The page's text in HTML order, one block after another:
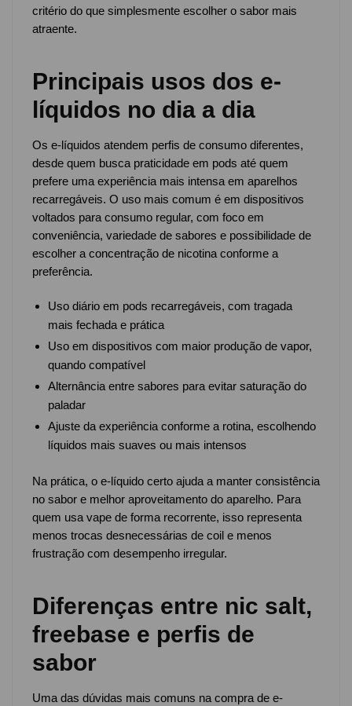
critério do que simplesmente escolher o sabor mais
atraente.
Principais usos dos e-
líquidos no dia a dia
Os e-líquidos atendem perfis de consumo diferentes,
desde quem busca praticidade em pods até quem
prefere uma experiência mais intensa em aparelhos
recarregáveis. O uso mais comum é em dispositivos
voltados para consumo regular, com foco em
conveniência, variedade de sabores e possibilidade de
escolher a concentração de nicotina conforme a
preferência.
Uso diário em pods recarregáveis, com tragada
mais fechada e prática
Uso em dispositivos com maior produção de vapor,
quando compatível
Alternância entre sabores para evitar saturação do
paladar
Ajuste da experiência conforme a rotina, escolhendo
líquidos mais suaves ou mais intensos
Na prática, o e-líquido certo ajuda a manter consistência
no sabor e melhor aproveitamento do aparelho. Para
quem usa vape de forma recorrente, isso representa
menos trocas desnecessárias de coil e menos
frustração com desempenho irregular.
Diferenças entre nic salt,
freebase e perfis de
sabor
Uma das dúvidas mais comuns na compra de e-